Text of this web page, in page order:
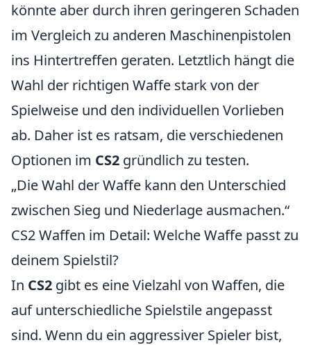
könnte aber durch ihren geringeren Schaden
im Vergleich zu anderen Maschinenpistolen
ins Hintertreffen geraten. Letztlich hängt die
Wahl der richtigen Waffe stark von der
Spielweise und den individuellen Vorlieben
ab. Daher ist es ratsam, die verschiedenen
Optionen im CS2 gründlich zu testen.
„Die Wahl der Waffe kann den Unterschied
zwischen Sieg und Niederlage ausmachen.“
CS2 Waffen im Detail: Welche Waffe passt zu
deinem Spielstil?
In CS2 gibt es eine Vielzahl von Waffen, die
auf unterschiedliche Spielstile angepasst
sind. Wenn du ein aggressiver Spieler bist,